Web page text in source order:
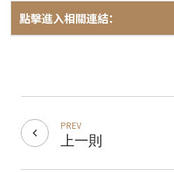
點擊進入相關連結：
PREV
上一則